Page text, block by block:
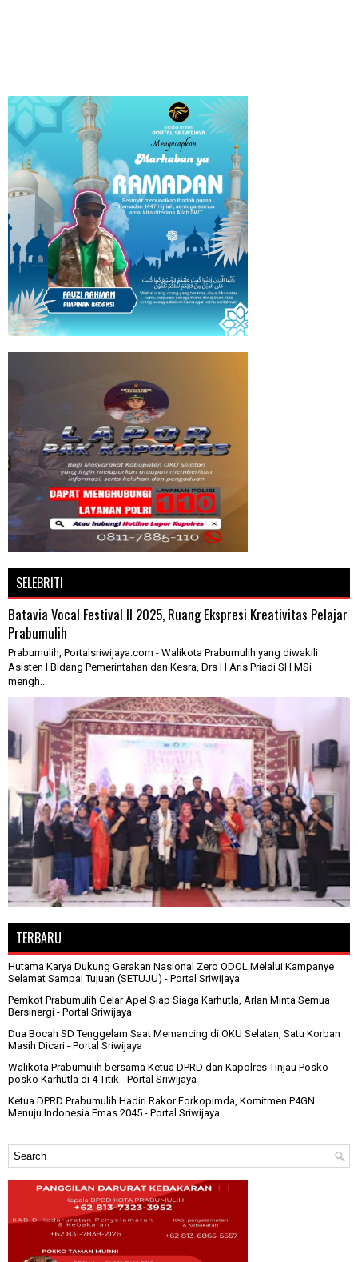
SELEBRITI
Batavia Vocal Festival II 2025, Ruang Ekspresi Kreativitas Pelajar
Prabumulih
Prabumulih, Portalsriwijaya.com - Walikota Prabumulih yang diwakili
Asisten I Bidang Pemerintahan dan Kesra, Drs H Aris Priadi SH MSi
mengh...
TERBARU
Hutama Karya Dukung Gerakan Nasional Zero ODOL Melalui Kampanye
Selamat Sampai Tujuan (SETUJU) - Portal Sriwijaya
Pemkot Prabumulih Gelar Apel Siap Siaga Karhutla, Arlan Minta Semua
Bersinergi - Portal Sriwijaya
Dua Bocah SD Tenggelam Saat Memancing di OKU Selatan, Satu Korban
Masih Dicari - Portal Sriwijaya
Walikota Prabumulih bersama Ketua DPRD dan Kapolres Tinjau Posko-
posko Karhutla di 4 Titik - Portal Sriwijaya
Ketua DPRD Prabumulih Hadiri Rakor Forkopimda, Komitmen P4GN
Menuju Indonesia Emas 2045 - Portal Sriwijaya